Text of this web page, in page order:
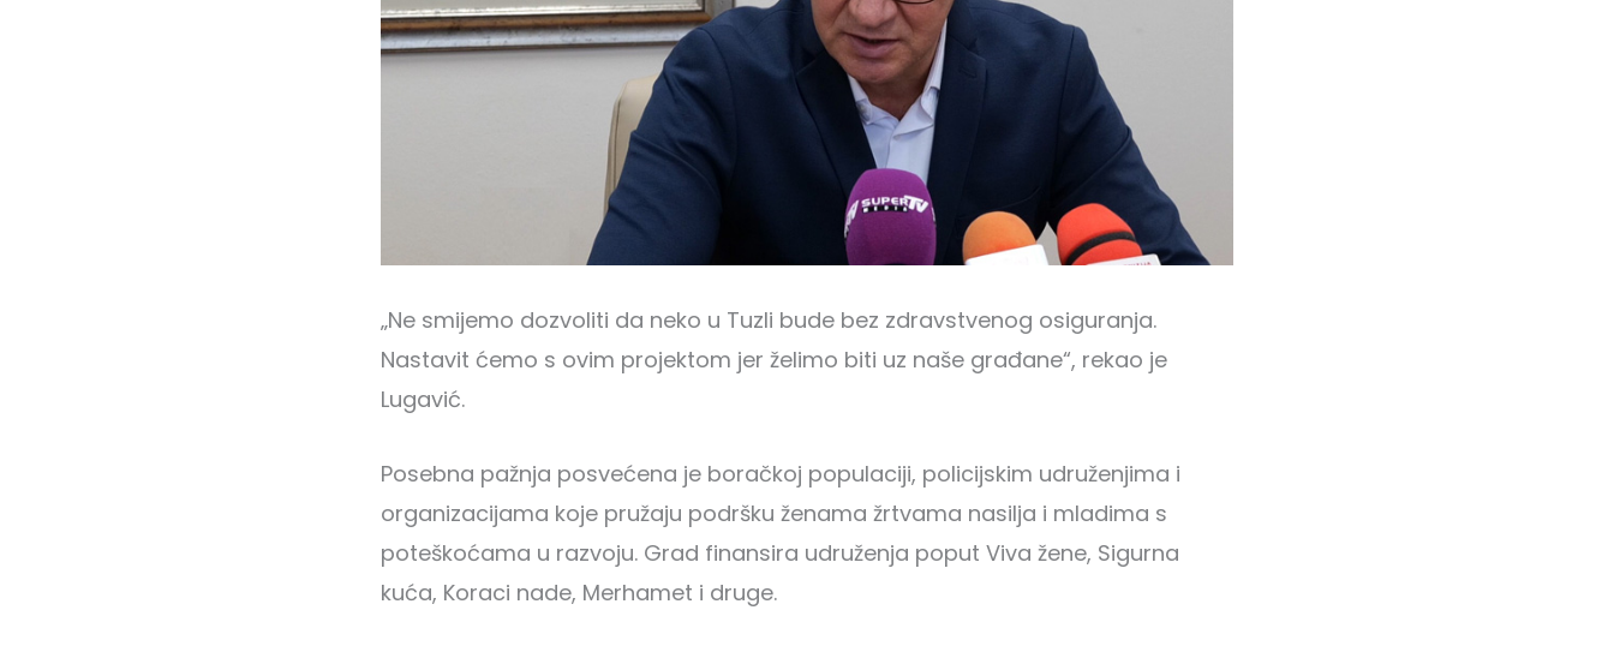
„Ne smijemo dozvoliti da neko u Tuzli bude bez zdravstvenog osiguranja.
Nastavit ćemo s ovim projektom jer želimo biti uz naše građane“, rekao je
Lugavić.
Posebna pažnja posvećena je boračkoj populaciji, policijskim udruženjima i
organizacijama koje pružaju podršku ženama žrtvama nasilja i mladima s
poteškoćama u razvoju. Grad finansira udruženja poput Viva žene, Sigurna
kuća, Koraci nade, Merhamet i druge.